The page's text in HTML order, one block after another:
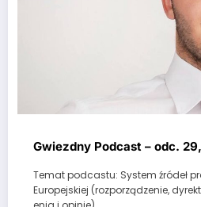
Gwiezdny Podcast – odc.
Temat podcastu: System źródeł
Europejskiej (rozporządzenie,